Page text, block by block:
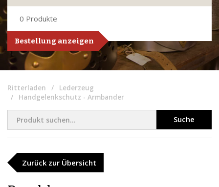
0 Produkte
Bestellung anzeigen
Ritterladen
Lederzeug
Handgelenkschutz - Armbander
Suche
Zurück zur Übersicht